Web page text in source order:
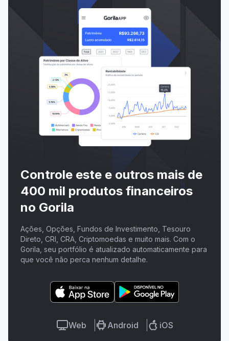
Controle este e outros mais de
400 mil produtos financeiros
no Gorila
Ações, Opções, Fundos de Investimento, Tesouro
Direto, CRI, CRA, Criptomoedas e muito mais. Com o
Gorila, seu portfólio é atualizado automaticamente para
que você não perca nenhum detalhe.
Web Android iOS